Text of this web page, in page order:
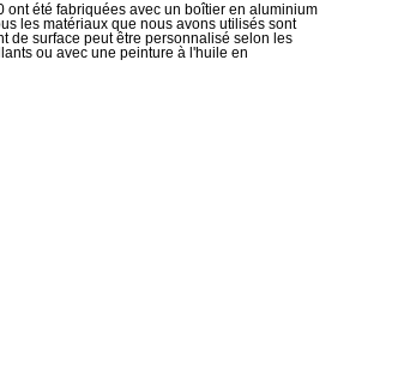
ont été fabriquées avec un boîtier en aluminium
les matériaux que nous avons utilisés sont
de surface peut être personnalisé selon les
ou avec une peinture à l'huile en